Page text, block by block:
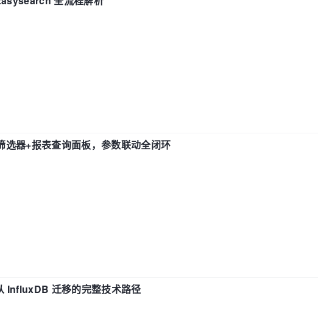
器+报表查询面板，参数联动全闭环
InfluxDB 迁移的完整技术路径